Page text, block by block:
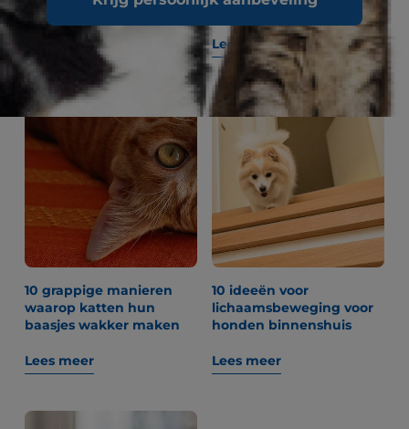
te vertellen? "
Debunked
Lees meer
10 grappige manieren
waarop katten hun
baasjes wakker maken
Lees meer
10 ideeën voor
lichaamsbeweging voor
honden binnenshuis
Lees meer